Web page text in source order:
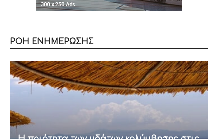
ΡΟΗ ΕΝΗΜΕΡΩΣΗΣ